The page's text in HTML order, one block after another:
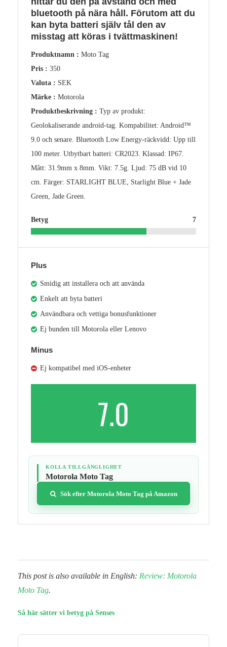
bluetooth på nära håll. Förutom att du
kan byta batteri själv tål den av
misstag att köras i tvättmaskinen!
Produktnamn : Moto Tag
Pris : 350
Valuta : SEK
Märke : Motorola
Produktbeskrivning : Typ av produkt:
Geolokaliserande android-tag. Kompabilitet: Android™
9.0 och senare. Bluetooth Low Energy-räckvidd: Upp till
100 meter. Utbytbart batteri: CR2023. Klassad: IP67.
Mått: 31.9mm x 8mm. Vikt: 7.5g. Ljud: 75 dB vid 10
cm. Färger: STARLIGHT BLUE, Starlight Blue + Jade
Green, Jade Green.
Betyg 7
Plus
Smidig att installera och att använda
Enkelt att byta batteri
Användbara och vettiga bonusfunktioner
Ej bunden till Motorola eller Lenovo
Minus
Ej kompatibel med iOS-enheter
7.0
KOLLA TILLGÄNGLIGHET
Motorola Moto Tag
Sök efter Motorola Moto Tag på Amazon
This post is also available in English: Review: Motorola
Moto Tag.
Så här sätter vi betyg på Senses